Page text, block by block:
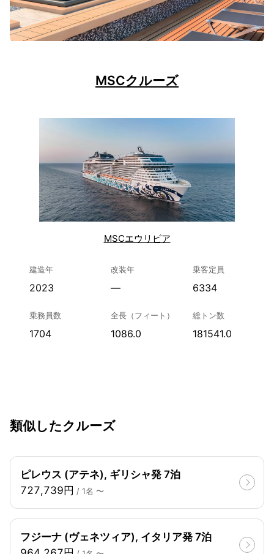
MSCクルーズ
MSCエウリビア
建造年
2023
改装年
—
乗客定員
6334
乗務員数
1704
全長（フィート）
1086.0
総トン数
181541.0
類似したクルーズ
ピレウス (アテネ), ギリシャ発 7泊
727,739円 / 1名 〜
フジーナ (ヴェネツィア), イタリア発 7泊